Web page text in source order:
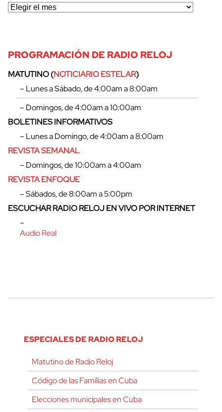
PROGRAMACIÓN DE RADIO RELOJ
MATUTINO (NOTICIARIO ESTELAR)
– Lunes a Sábado, de 4:00am a 8:00am
– Domingos, de 4:00am a 10:00am
BOLETINES INFORMATIVOS
– Lunes a Domingo, de 4:00am a 8:00am
REVISTA SEMANAL
– Domingos, de 10:00am a 4:00am
REVISTA ENFOQUE
– Sábados, de 8:00am a 5:00pm
ESCUCHAR RADIO RELOJ EN VIVO POR INTERNET
–
Audio Real
ESPECIALES DE RADIO RELOJ
Matutino de Radio Reloj
Código de las Familias en Cuba
Elecciones municipales en Cuba